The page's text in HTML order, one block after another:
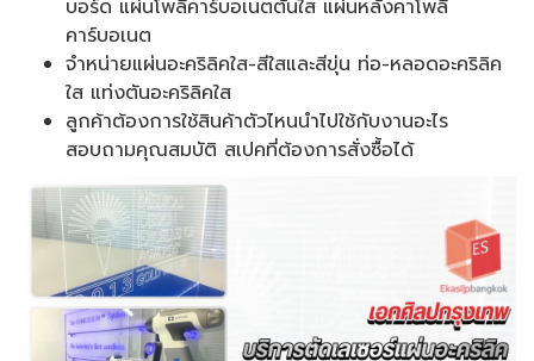
บอร์ด แผ่นโพลีคาร์บอเนตตันใส แผ่นหลังคาโพลี
คาร์บอเนต
จำหน่ายแผ่นอะคริลิคใส-สีใสและสีขุ่น ท่อ-หลอดอะคริลิค
ใส แท่งตันอะคริลิคใส
ลูกค้าต้องการใช้สินค้าตัวไหนนำไปใช้กับงานอะไร
สอบถามคุณสมบัติ สเปคที่ต้องการสั่งซื้อได้